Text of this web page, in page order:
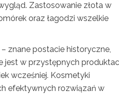
Zastosowanie złota w
oraz łagodzi wszelkie
znane postacie historyczne,
jest w przystępnych
wcześniej. Kosmetyki
efektywnych rozwiązań w